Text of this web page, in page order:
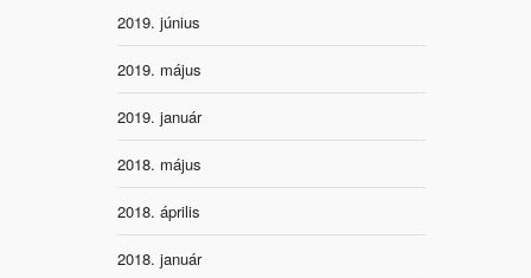
2019. június
2019. május
2019. január
2018. május
2018. április
2018. január